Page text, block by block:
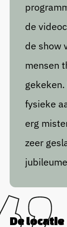
de
de show
mensen
fysieke
erg
zeer
De locatie